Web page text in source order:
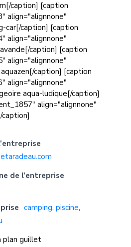
caption] [caption
align="alignnone"
car[/caption] [caption
align="alignnone"
caption] [caption
align="alignnone"
caption] [caption
align="alignnone"
aqua-ludique[/caption]
align="alignnone"
de l'entreprise
camping, piscine,
plan guillet